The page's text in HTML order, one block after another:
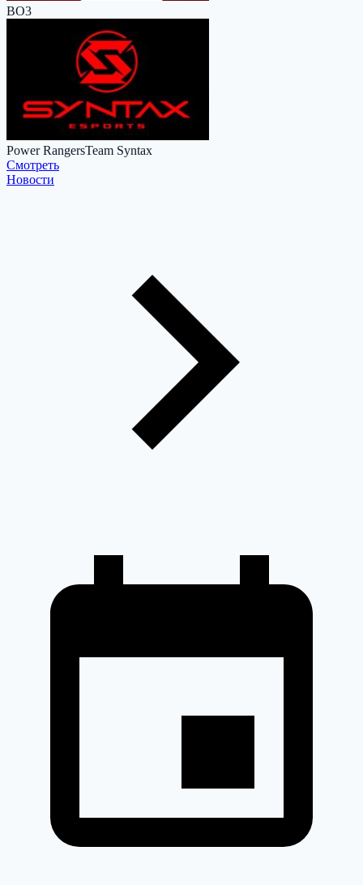
BO3
Power RangersTeam Syntax
Cмотреть
Новости